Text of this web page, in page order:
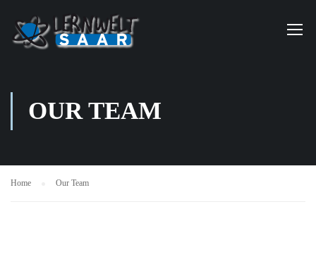
OUR TEAM
Home Our Team